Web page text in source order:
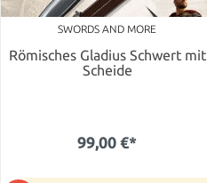
SWORDS AND MORE
Römisches Gladius Schwert mit
Scheide
99,00 €*